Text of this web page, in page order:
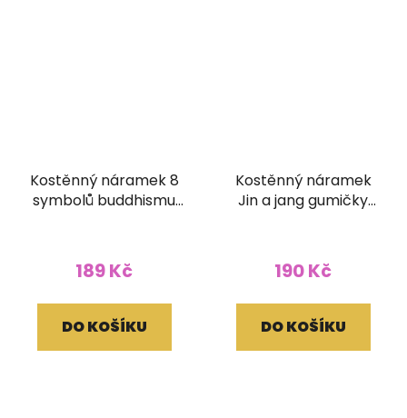
Kostěnný náramek 8
symbolů buddhismu
189 Kč
DO KOŠÍKU
Kostěnný náramek
Jin a jang gumičky
190 Kč
DO KOŠÍKU